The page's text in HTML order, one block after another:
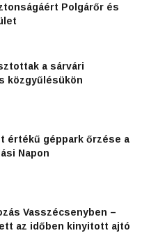
Polgárőr és
a sárvári
közgyűlésükön
értékű géppark őrzése a
Napon
Vasszécsenyben –
az időben kinyitott ajtó